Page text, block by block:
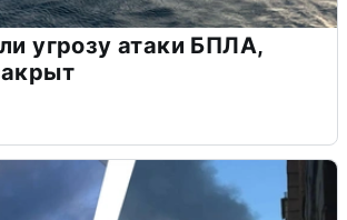
угрозу атаки БПЛА,